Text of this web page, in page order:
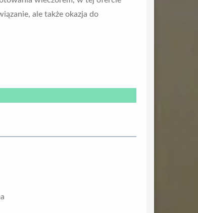
ale także okazja do